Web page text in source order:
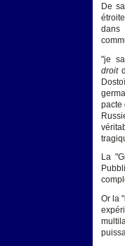
De
dans
"je
droit
pacte
La
Or la